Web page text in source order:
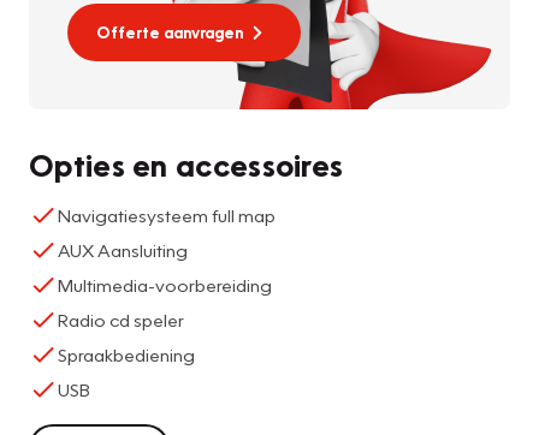
Offerte aanvragen
Opties en accessoires
Navigatiesysteem full map
AUX Aansluiting
Multimedia-voorbereiding
Radio cd speler
Spraakbediening
USB